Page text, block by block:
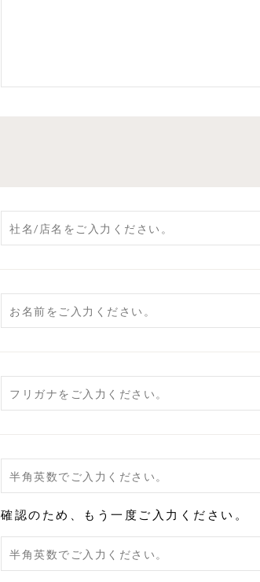
確認のため、もう一度ご入力ください。